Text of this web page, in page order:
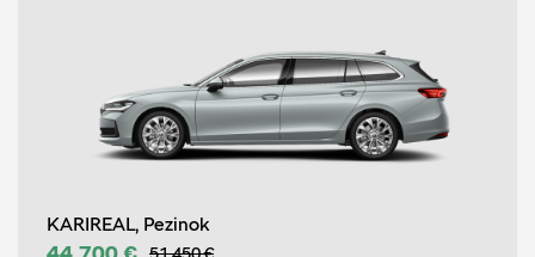
KARIREAL, Pezinok